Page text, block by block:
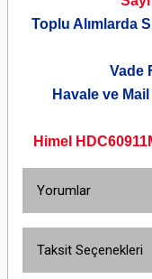
Toplu Alımlarda
Vade
Havale ve
Himel
Yorumlar
Taksit Seçenekleri